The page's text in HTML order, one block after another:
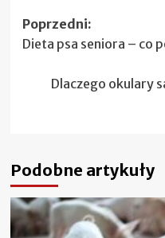
Zobacz
wpisy
Poprzedni:
Dieta psa seniora – co
Dlaczego okulary
Podobne artykuły